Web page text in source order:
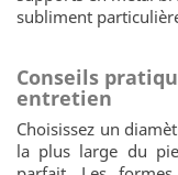
subliment
Conseils
entretien
Choisissez un
la plus large du